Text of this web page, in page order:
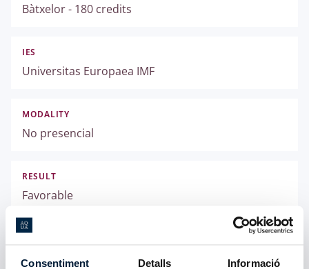
Consentiment Detalls Informació
Bàtxelor - 180 credits
IES
Universitas Europaea IMF
MODALITY
No presencial
RESULT
Favorable
21/05/2020